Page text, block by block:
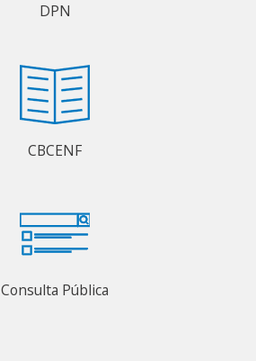
DPN
CBCENF
Consulta Pública